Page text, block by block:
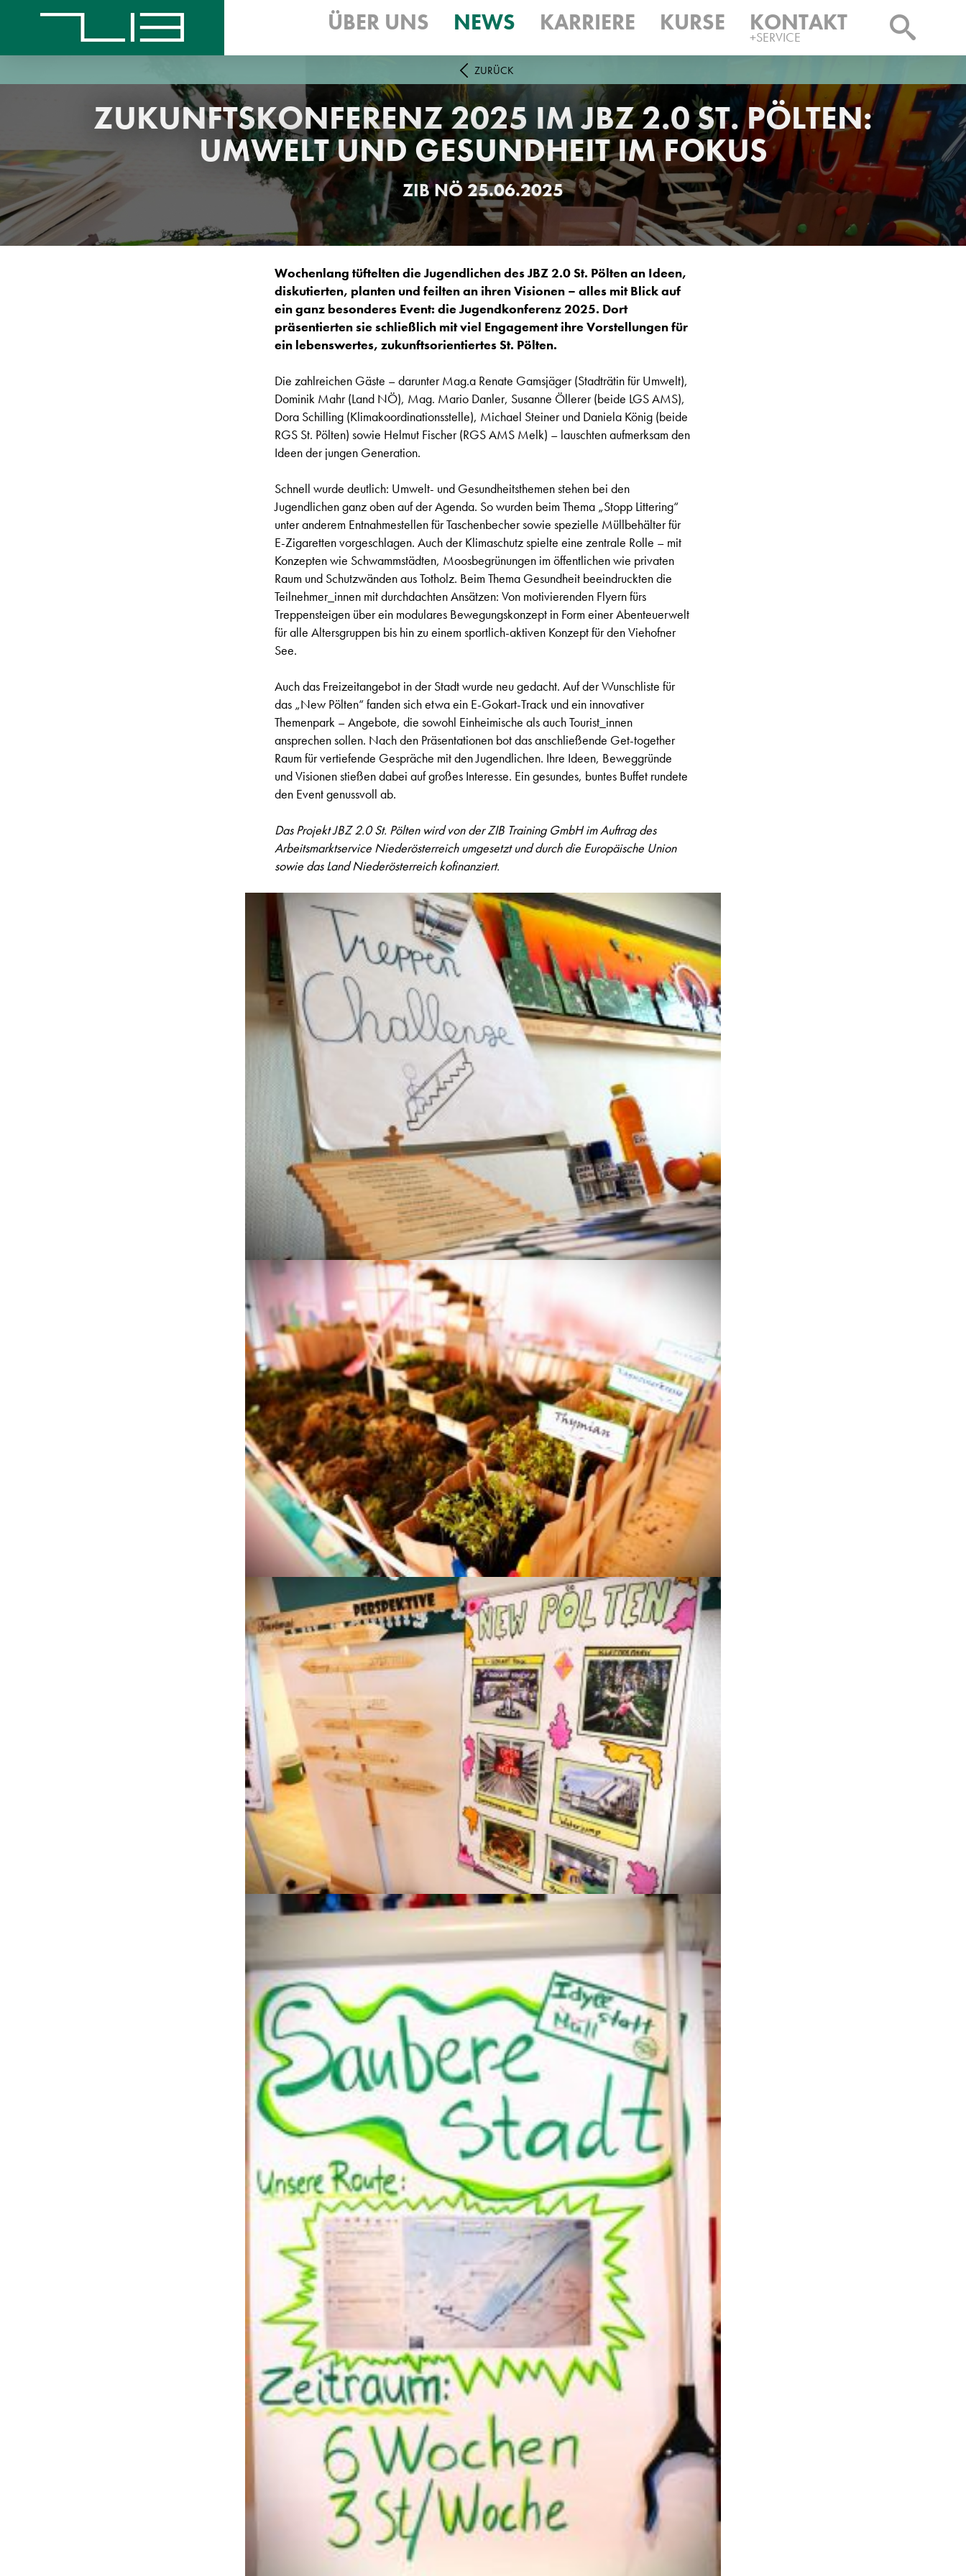
ÜBER UNS NEWS KARRIERE KURSE KONTAKT
+SERVICE
ZURÜCK
ZUKUNFTSKONFERENZ 2025 IM JBZ 2.0 ST. PÖLTEN:
UMWELT UND GESUNDHEIT IM FOKUS
ZIBNÖ25.06.2025
Wochenlang tüftelten die Jugendlichen des JBZ 2.0 St. Pölten an Ideen,
diskutierten, planten und feilten an ihren Visionen – alles mit Blick auf
ein ganz besonderes Event: die Jugendkonferenz 2025. Dort
präsentierten sie schließlich mit viel Engagement ihre Vorstellungen für
ein lebenswertes, zukunftsorientiertes St. Pölten.
Die zahlreichen Gäste – darunter Mag.a Renate Gamsjäger (Stadträtin für Umwelt),
Dominik Mahr (Land NÖ), Mag. Mario Danler, Susanne Öllerer (beide LGS AMS),
Dora Schilling (Klimakoordinationsstelle), Michael Steiner und Daniela König (beide
RGS St. Pölten) sowie Helmut Fischer (RGS AMS Melk) – lauschten aufmerksam den
Ideen der jungen Generation.
Schnell wurde deutlich: Umwelt- und Gesundheitsthemen stehen bei den
Jugendlichen ganz oben auf der Agenda. So wurden beim Thema „Stopp Littering“
unter anderem Entnahmestellen für Taschenbecher sowie spezielle Müllbehälter für
E-Zigaretten vorgeschlagen. Auch der Klimaschutz spielte eine zentrale Rolle – mit
Konzepten wie Schwammstädten, Moosbegrünungen im öffentlichen wie privaten
Raum und Schutzwänden aus Totholz. Beim Thema Gesundheit beeindruckten die
Teilnehmer_innen mit durchdachten Ansätzen: Von motivierenden Flyern fürs
Treppensteigen über ein modulares Bewegungskonzept in Form einer Abenteuerwelt
für alle Altersgruppen bis hin zu einem sportlich-aktiven Konzept für den Viehofner
See.
Auch das Freizeitangebot in der Stadt wurde neu gedacht. Auf der Wunschliste für
das „New Pölten“ fanden sich etwa ein E-Gokart-Track und ein innovativer
Themenpark – Angebote, die sowohl Einheimische als auch Tourist_innen
ansprechen sollen. Nach den Präsentationen bot das anschließende Get-together
Raum für vertiefende Gespräche mit den Jugendlichen. Ihre Ideen, Beweggründe
und Visionen stießen dabei auf großes Interesse. Ein gesundes, buntes Buffet rundete
den Event genussvoll ab.
Das Projekt JBZ 2.0 St. Pölten wird von der ZIB Training GmbH im Auftrag des
Arbeitsmarktservice Niederösterreich umgesetzt und durch die Europäische Union
sowie das Land Niederösterreich kofinanziert.